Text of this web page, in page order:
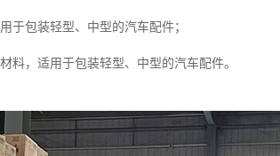
于包装轻型、中型的汽车配件；
料，适用于包装轻型、中型的汽车配件。